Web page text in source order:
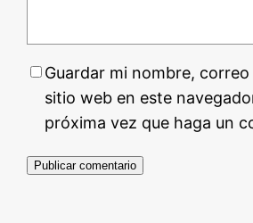
Guardar mi nombre,
sitio web en este
próxima vez que haga un